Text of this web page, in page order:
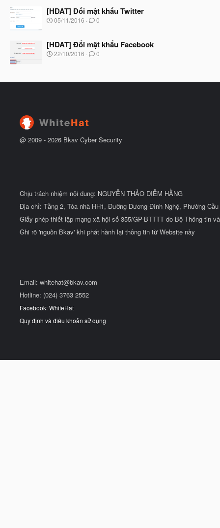
đ
ầ
à
y
b
t
đ
ầ
[HDAT] Đổi mật khẩu Twitter
N
y
b
ắ
ầ
05/11/2016 0
[HDAT] Đổi mật khẩu Facebook
N
b
u
22/10/2016 0
@ 2009 - 2026 Bkav Cyber Security
Chịu trách nhiệm nội dung: NGUYỄN THẢO DIỄM HẰNG
Địa chỉ: Tầng 2, Tòa nhà HH1, Đường Dương Đình Nghệ, Phường
Giấy phép thiết lập mạng xã hội số 355/GP-BTTTT do Bộ Thông tin
Ghi rõ 'nguồn Bkav' khi phát hành lại thông tin từ Website này
Email: whitehat@bkav.com
Hotline: (024) 3763 2552
Facebook: WhiteHat
Quy định và điều khoản sử dụng